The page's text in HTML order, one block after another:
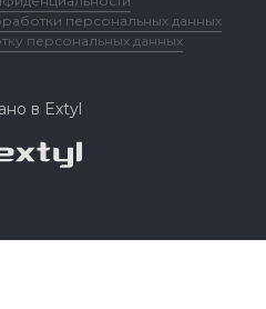
персональных данных
персональных данных
в Extyl